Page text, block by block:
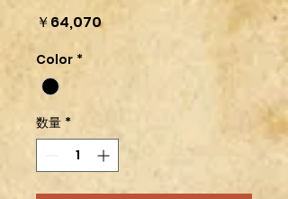
￥64,070価
Color *
数量 *